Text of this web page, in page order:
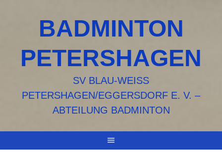
BADMINTON
PETERSHAGEN
SV BLAU-WEISS P
ETERSHAGEN/EGGERSDORF E. V. – A
BTEILUNG BADMINTON